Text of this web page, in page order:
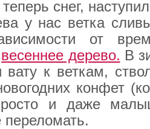
снег,
у нас ветка
от
весеннее дерево. В
к веткам,
конфет
и даже
переломать.